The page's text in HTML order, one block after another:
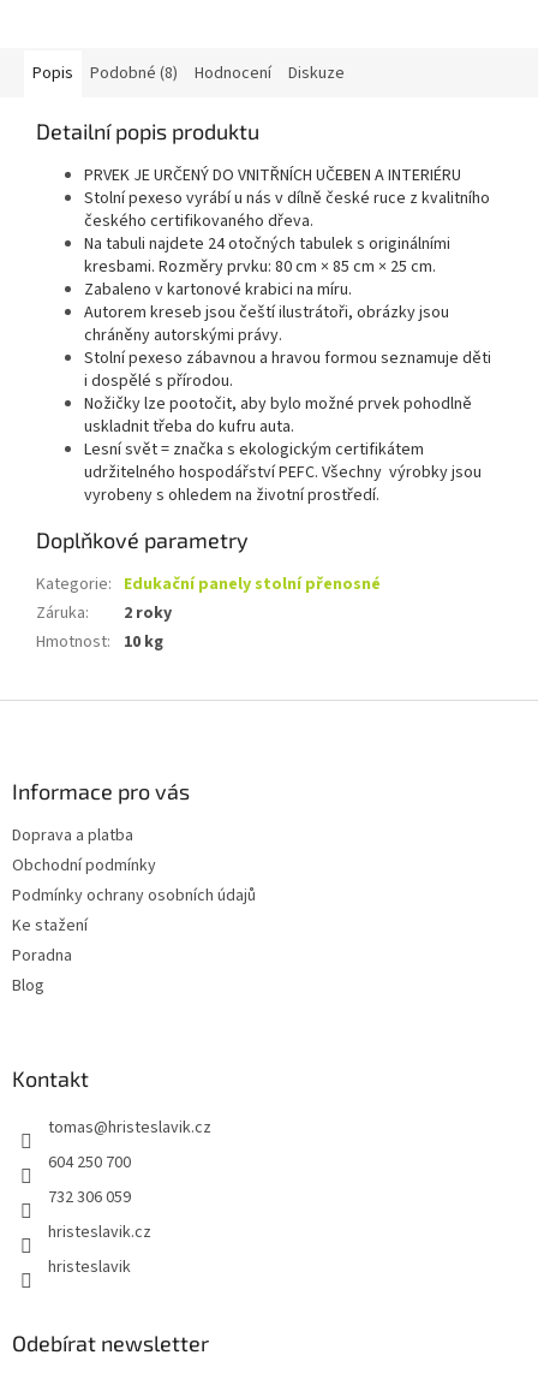
Popis Podobné (8) Hodnocení Diskuze
Detailní popis produktu
PRVEK JE URČENÝ DO VNITŘNÍCH UČEBEN A INTERIÉRU
Stolní pexeso vyrábí u nás v dílně české ruce z kvalitního
českého certifikovaného dřeva.
Na tabuli najdete 24 otočných tabulek s originálními
kresbami. Rozměry prvku: 80 cm × 85 cm × 25 cm.
Zabaleno v kartonové krabici na míru.
Autorem kreseb jsou čeští ilustrátoři, obrázky jsou
chráněny autorskými právy.
Stolní pexeso zábavnou a hravou formou seznamuje děti
i dospělé s přírodou.
Nožičky lze pootočit, aby bylo možné prvek pohodlně
uskladnit třeba do kufru auta.
Lesní svět = značka s ekologickým certifikátem
udržitelného hospodářství PEFC. Všechny výrobky jsou
vyrobeny s ohledem na životní prostředí.
Doplňkové parametry
Kategorie: Edukační panely stolní přenosné
Záruka:
2 roky
Hmotnost: 10 kg
Informace pro vás
Doprava a platba
Obchodní podmínky
Podmínky ochrany osobních údajů
Ke stažení
Poradna
Blog
Kontakt
tomas@hristeslavik.cz
604 250 700
732 306 059
hristeslavik.cz
hristeslavik
Odebírat newsletter